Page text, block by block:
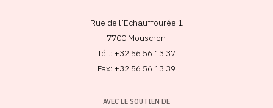
Rue de l’Echauffourée 1
7700 Mouscron
Tél.: +32 56 56 13 37
Fax: +32 56 56 13 39
AVEC LE SOUTIEN DE